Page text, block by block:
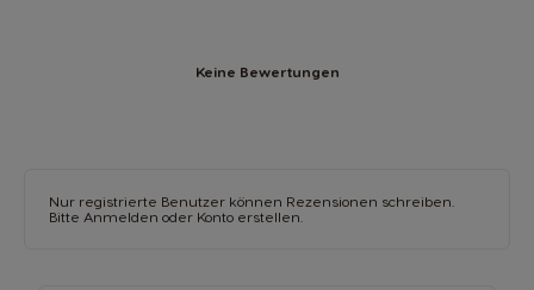
Keine Bewertungen
Nur registrierte Benutzer können Rezensionen schreiben.
Bitte Anmelden oder Konto erstellen